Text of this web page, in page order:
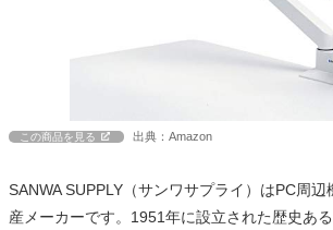
この商品を見る 出典：Amazon
SANWA SUPPLY（サンワサプライ）はPC周
産メーカーです。1951年に設立された歴史あ